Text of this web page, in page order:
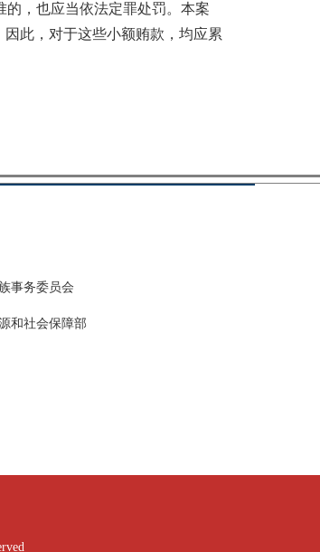
，也应当依法定罪处罚。本案
此，对于这些小额贿款，均应累
事务委员会
和社会保障部